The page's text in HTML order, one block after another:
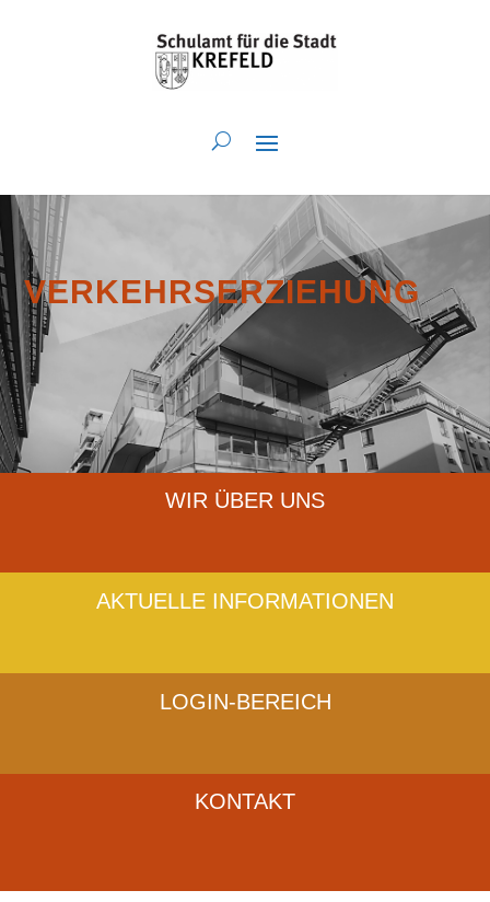
VERKEHRSERZIEHUNG
WIR ÜBER UNS
AKTUELLE INFORMATIONEN
LOGIN-BEREICH
KONTAKT